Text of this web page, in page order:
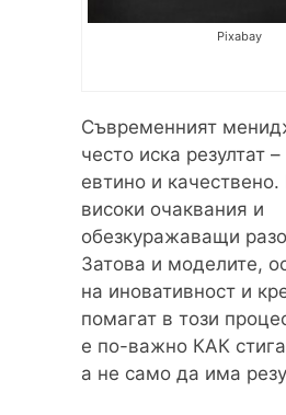
Pixabay
Съвременният
често иска резултат
евтино и
високи очаквания и
обезкуражаващи
Затова и моделите,
на иновативност и
помагат в този
е по-важно КАК
а не само да има